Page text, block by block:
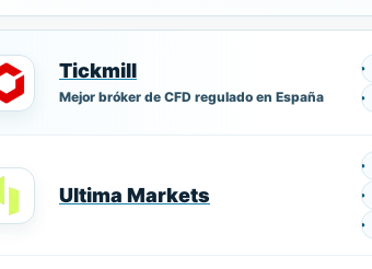
Tickmill
Mejor bróker de CFD regulado en España
Ultima Markets